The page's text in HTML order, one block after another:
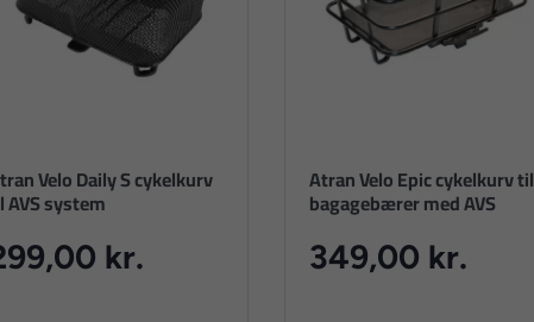
Velo Daily S cykelkurv
system
kr.
Atran Velo Epic cykelkurv til
bagagebærer med AVS
349,00 kr.